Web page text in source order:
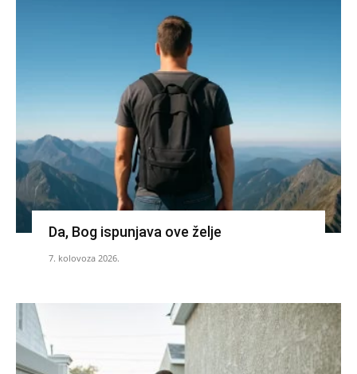
Da, Bog ispunjava ove želje
7. kolovoza 2026.